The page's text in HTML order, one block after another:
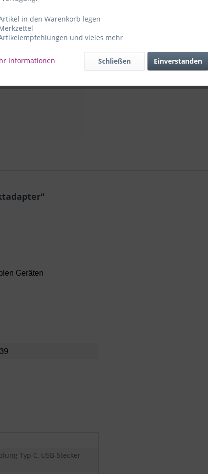
e+p
Geräten
Typ C, USB-Stecker
in den Warenkorb legen
und vieles mehr
Informationen Einverstanden
Schließen